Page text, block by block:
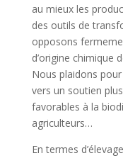
au mieux les
des outils de
opposons
d’origine chimique
Nous plaidons
vers un soutien
favorables à la
agriculteurs…
En termes